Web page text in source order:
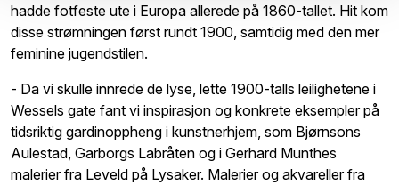
hadde fotfeste ute i Europa allerede på 1860-tallet. Hit kom
disse strømningen først rundt 1900, samtidig med den mer
feminine jugendstilen.
- Da vi skulle innrede de lyse, lette 1900-talls leilighetene i
Wessels gate fant vi inspirasjon og konkrete eksempler på
tidsriktig gardinoppheng i kunstnerhjem, som Bjørnsons
Aulestad, Garborgs Labråten og i Gerhard Munthes
malerier fra Leveld på Lysaker. Malerier og akvareller fra